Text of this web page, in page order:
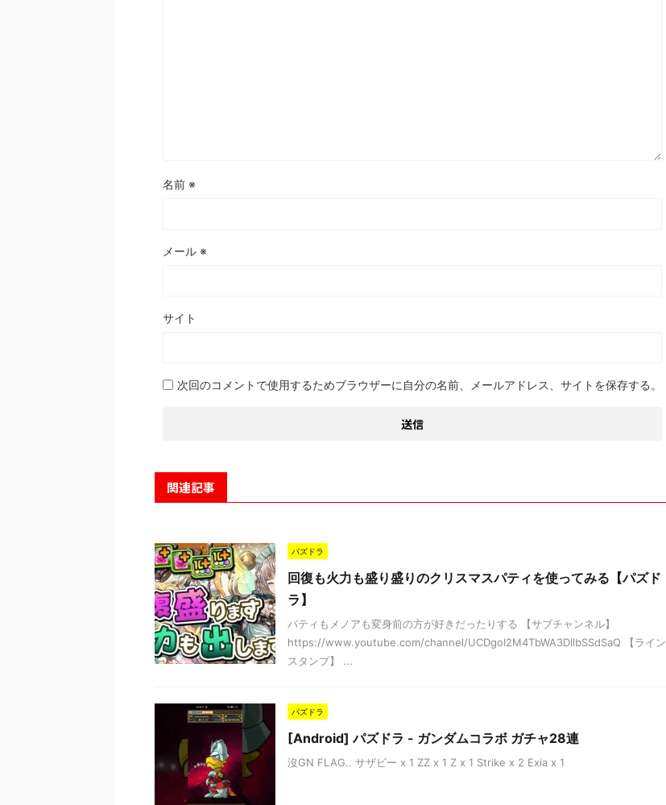
名前 ※
メール ※
サイト
次回のコメントで使用するためブラウザーに自分の名前、メールアドレス、サイトを保存する。
関連記事
パズドラ
回復も火力も盛り盛りのクリスマスパティを使ってみる【パズド
ラ】
パティもメノアも変身前の方が好きだったりする 【サブチャンネル】
https://www.youtube.com/channel/UCDgoI2M4TbWA3DllbSSdSaQ 【ライン
スタンプ】 ...
パズドラ
[Android] パズドラ - ガンダムコラボ ガチャ28連
沒GN FLAG.. サザビー x 1 ZZ x 1 Z x 1 Strike x 2 Exia x 1